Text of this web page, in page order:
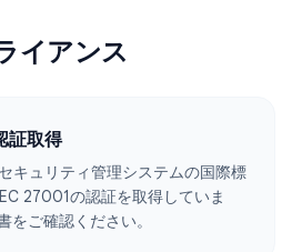
イアンス
証取得
キュリティ管理システムの国際標
27001の認証を取得していま
をご確認ください。